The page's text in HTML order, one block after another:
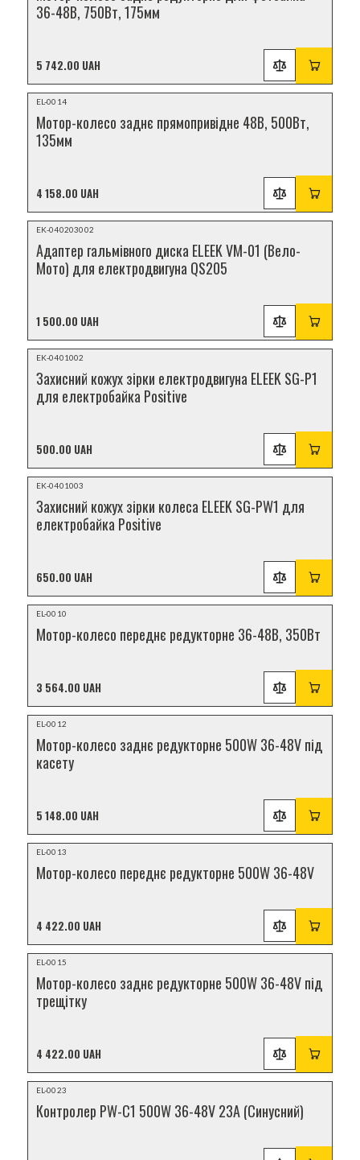
36-48В, 750Вт, 175мм
5 742.00 UAH
НОВИНКА
EL-0014
Мотор-колесо заднє прямопривідне 48В, 500Вт,
135мм
4 158.00 UAH
НОВИНКА
Відеоогляд
EK-040203002
Адаптер гальмівного диска ELEEK VM-01 (Вело-
Мото) для електродвигуна QS205
1 500.00 UAH
НОВИНКА
EK-0401002
Захисний кожух зірки електродвигуна ELEEK SG-P1
для електробайка Positive
500.00 UAH
НОВИНКА
EK-0401003
Захисний кожух зірки колеса ELEEK SG-PW1 для
електробайка Positive
650.00 UAH
НОВИНКА
EL-0010
Мотор-колесо переднє редукторне 36-48В, 350Вт
3 564.00 UAH
НОВИНКА
EL-0012
Мотор-колесо заднє редукторне 500W 36-48V під
касету
5 148.00 UAH
НОВИНКА
EL-0013
Мотор-колесо переднє редукторне 500W 36-48V
4 422.00 UAH
НОВИНКА
EL-0015
Мотор-колесо заднє редукторне 500W 36-48V під
трещітку
4 422.00 UAH
НОВИНКА
EL-0023
Контролер PW-C1 500W 36-48V 23A (Синусний)